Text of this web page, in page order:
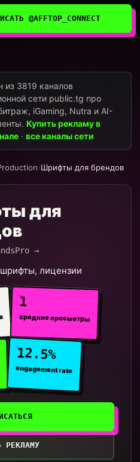
@AFFTOP_CONNECT
из 3819 каналов
сети public.tg про
iGaming, Nutra и AI-
Купить рекламу в
·все каналы сети
›Шрифты для брендов
для
→
лицензии
1
средние просмотры
12.5%
engagement rate
РЕКЛАМУ